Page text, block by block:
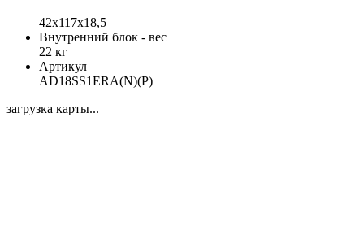
42x117x18,5
Внутренний блок - вес
22 кг
Артикул
AD18SS1ERA(N)(P)
загрузка карты...